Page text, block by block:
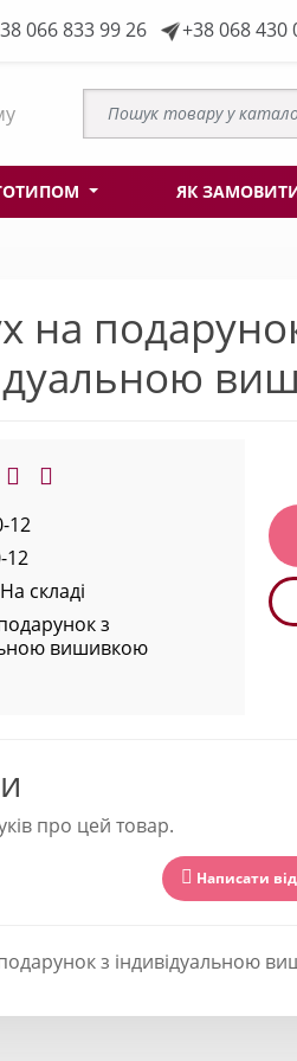
066 833 99 26 +38 068 430
ЯК
на
12
12
На складі
з
вишивкою
про цей товар.
Написати
з індивідуальною